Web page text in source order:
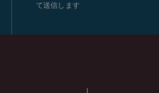
て送信します